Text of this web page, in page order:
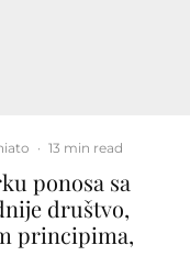
· 13 min read
ponosa sa
društvo,
principima,